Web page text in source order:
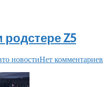
Z5
новостиНет комментариев